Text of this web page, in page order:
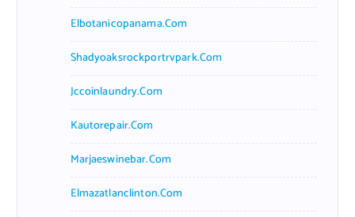
Elbotanicopanama.com
Shadyoaksrockportrvpark.com
Jccoinlaundry.com
Kautorepair.com
Marjaeswinebar.com
Elmazatlanclinton.com